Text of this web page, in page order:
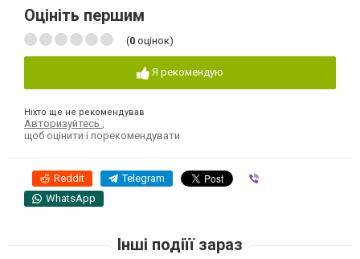
Оцініть першим
(0 оцінок)
Я рекомендую
Ніхто ще не рекомендував
Авторизуйтесь
щоб оцінити і порекомендувати
Reddit Telegram
WhatsApp
Інші подіїї зараз